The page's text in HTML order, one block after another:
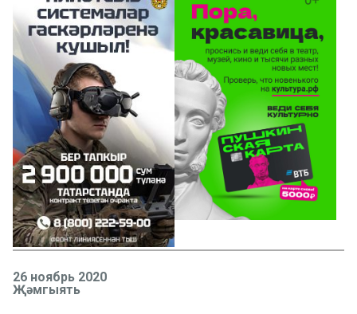
26 ноябрь 2020
Җәмгыять